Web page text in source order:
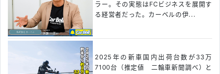
ラー。その実態はFCビジネスを展開す
る経営者だった。カーベルの伊...
2025年の新車国内出荷台数が33万
7100台（推定値 二輪車新聞調べ）と